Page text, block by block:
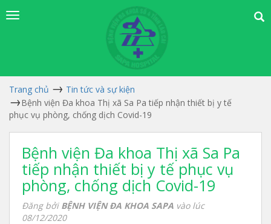
Trang chủ
Tin tức và sự kiện
Bệnh viện Đa khoa Thị xã Sa Pa tiếp nhận thiết bị y tế
phục vụ phòng, chống dịch Covid-19
Bệnh viện Đa khoa Thị xã Sa Pa
tiếp nhận thiết bị y tế phục vụ
phòng, chống dịch Covid-19
Đăng bởi BỆNH VIỆN ĐA KHOA SAPA vào lúc
08/12/2020